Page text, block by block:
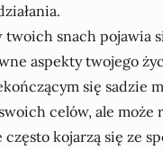
twoich snach pojawia
aspekty twojego
się sadzie
celów, ale
często kojarzą się ze